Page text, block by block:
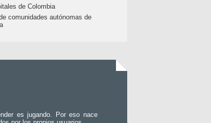
de Colombia
comunidades autónomas de
es jugando. Por eso nace